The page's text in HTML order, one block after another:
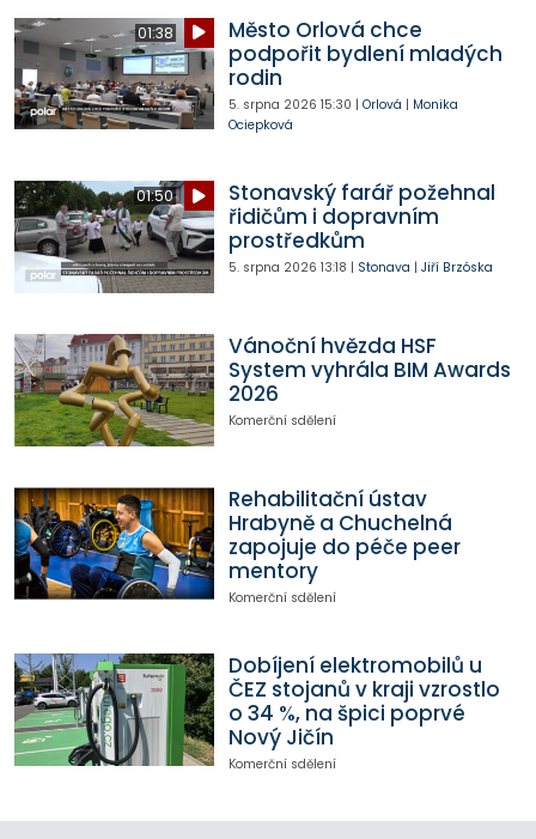
01:38
Město Orlová chce
podpořit bydlení mladých
rodin
5. srpna 2026 15:30 | Orlová | Monika
Ociepková
01:50
Stonavský farář požehnal
řidičům i dopravním
prostředkům
5. srpna 2026 13:18 | Stonava | Jiří Brzóska
Vánoční hvězda HSF
System vyhrála BIM Awards
2026
Komerční sdělení
Rehabilitační ústav
Hrabyně a Chuchelná
zapojuje do péče peer
mentory
Komerční sdělení
Dobíjení elektromobilů u
ČEZ stojanů v kraji vzrostlo
o 34 %, na špici poprvé
Nový Jičín
Komerční sdělení